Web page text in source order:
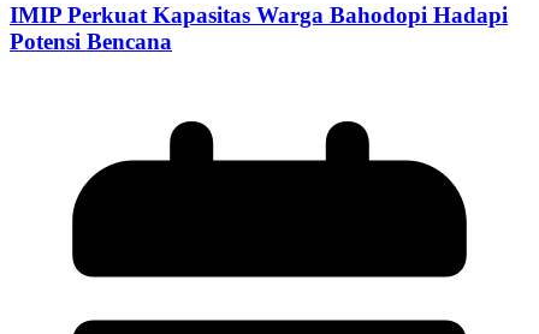
IMIP Perkuat Kapasitas Warga Bahodopi Hadapi
Potensi Bencana